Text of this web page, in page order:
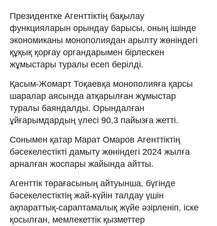
Президентке Агенттіктің бақылау
функцияларын орындау барысы, оның ішінде
экономиканы монополиядан арылту жөніндегі
құқық қорғау органдарымен бірлескен
жұмыстары туралы есеп берілді.
Қасым-Жомарт Тоқаевқа монополияға қарсы
шаралар аясында атқарылған жұмыстар
туралы баяндалды. Орындалған
ұйғарымдардың үлесі 90,3 пайызға жетті.
Сонымен қатар Марат Омаров Агенттіктің
бәсекелестікті дамыту жөніндегі 2024 жылға
арналған жоспары жайында айтты.
Агенттік төрағасының айтуынша, бүгінде
бәсекелестіктің жай-күйін талдау үшін
ақпараттық-сараптамалық жүйе әзірленіп, іске
қосылған, мемлекеттік қызметтер